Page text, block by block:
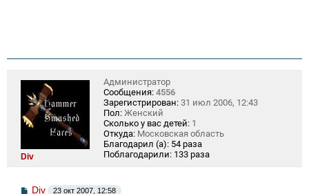
Div
Администратор
Сообщения: 4556
Зарегистрирован: 31 июл 2006, 12:43
Пол: Женский
Сколько у вас детей: 1
Откуда: Московская область
Благодарил (а): 54 раза
Поблагодарили: 133 раза
СDiv 23 окт 2007, 12:58